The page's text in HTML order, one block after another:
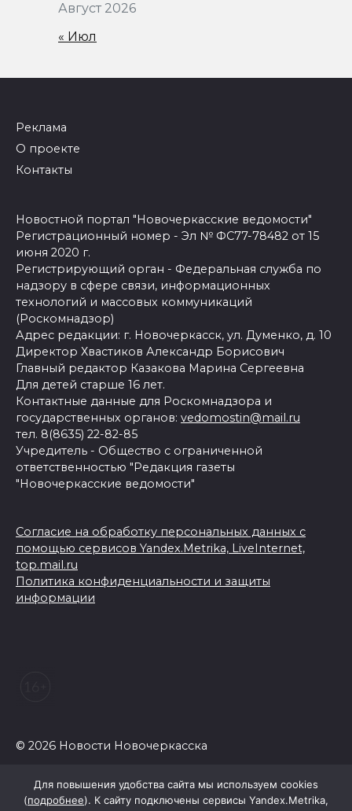
Август 2026
« Июл
Реклама
О проекте
Контакты
Новостной портал "Новочеркасские ведомости"
Регистрационный номер - Эл № ФС77-78482 от 15
июня 2020 г.
Регистрирующий орган - Федеральная служба по
надзору в сфере связи, информационных
технологий и массовых коммуникаций
(Роскомнадзор)
Адрес редакции: г. Новочеркасск, ул. Думенко, д. 10
Директор Хвастиков Александр Борисович
Главный редактор Казакова Марина Сергеевна
Для детей старше 16 лет.
Контактные данные для Роскомнадзора и
государственных органов: vedomostin@mail.ru
тел. 8(8635) 22-82-85
Учредитель - Общество с ограниченной
ответственностью "Редакция газеты
"Новочеркасские ведомости"
Согласие на обработку персональных данных с
помощью сервисов Yandex.Metrika, LiveInternet,
top.mail.ru
Политика конфиденциальности и защиты
информации
© 2026 Новости Новочеркасска
Для повышения удобства сайта мы используем cookies
(подробнее). К сайту подключены сервисы Yandex.Metrika,